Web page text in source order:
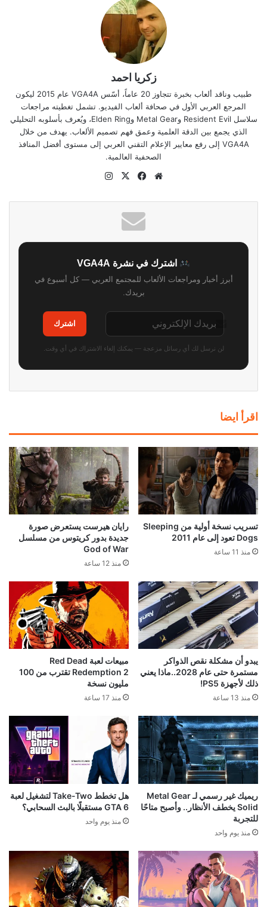
زكريا احمد
طبيب وناقد ألعاب بخبرة تتجاوز 20 عاماً، أسّس VGA4A عام 2015 ليكون
المرجع العربي الأول في صحافة ألعاب الفيديو. تشمل تغطيته مراجعات
سلاسل Resident Evil وMetal Gear وElden Ring، ويُعرف بأسلوبه التحليلي
الذي يجمع بين الدقة العلمية وعمق فهم تصميم الألعاب. يهدف من خلال
VGA4A إلى رفع معايير الإعلام التقني العربي إلى مستوى أفضل المنافذ
الصحفية العالمية.
موقع
فيسبوك
‫X
اشترك في نشرة VGA4A
أبرز أخبار ومراجعات الألعاب للمجتمع العربي — كل أسبوع في
بريدك.
اشترك
لن نرسل لك أي رسائل مزعجة — يمكنك إلغاء الاشتراك في أي وقت.
اقرأ ايضا
تسريب نسخة أولية من Sleeping
Dogs تعود إلى عام 2011
منذ 11 ساعة
رايان هيرست يستعرض صورة
جديدة بدور كريتوس من مسلسل
God of War
منذ 12 ساعة
يبدو أن مشكلة نقص الذواكر
مستمرة حتى عام 2028..ماذا يعني
ذلك لأجهزة PS5!
منذ 13 ساعة
مبيعات لعبة Red Dead
Redemption 2 تقترب من 100
مليون نسخة
منذ 17 ساعة
ريميك غير رسمي لـ Metal Gear
Solid يخطف الأنظار.. وأصبح متاحًا
للتجربة
منذ يوم واحد
هل تخطط Take-Two لتشغيل لعبة
GTA 6 مستقبلًا بالبث السحابي؟
منذ يوم واحد